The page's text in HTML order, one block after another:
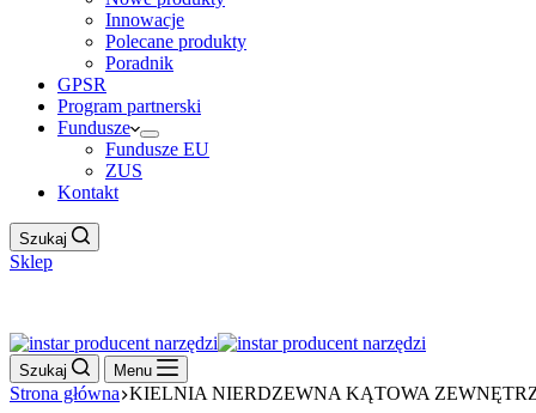
Innowacje
Polecane produkty
Poradnik
GPSR
Program partnerski
Fundusze
Fundusze EU
ZUS
Kontakt
Szukaj
Sklep
Szukaj Menu
Strona główna KIELNIA NIERDZEWNA KĄTOWA